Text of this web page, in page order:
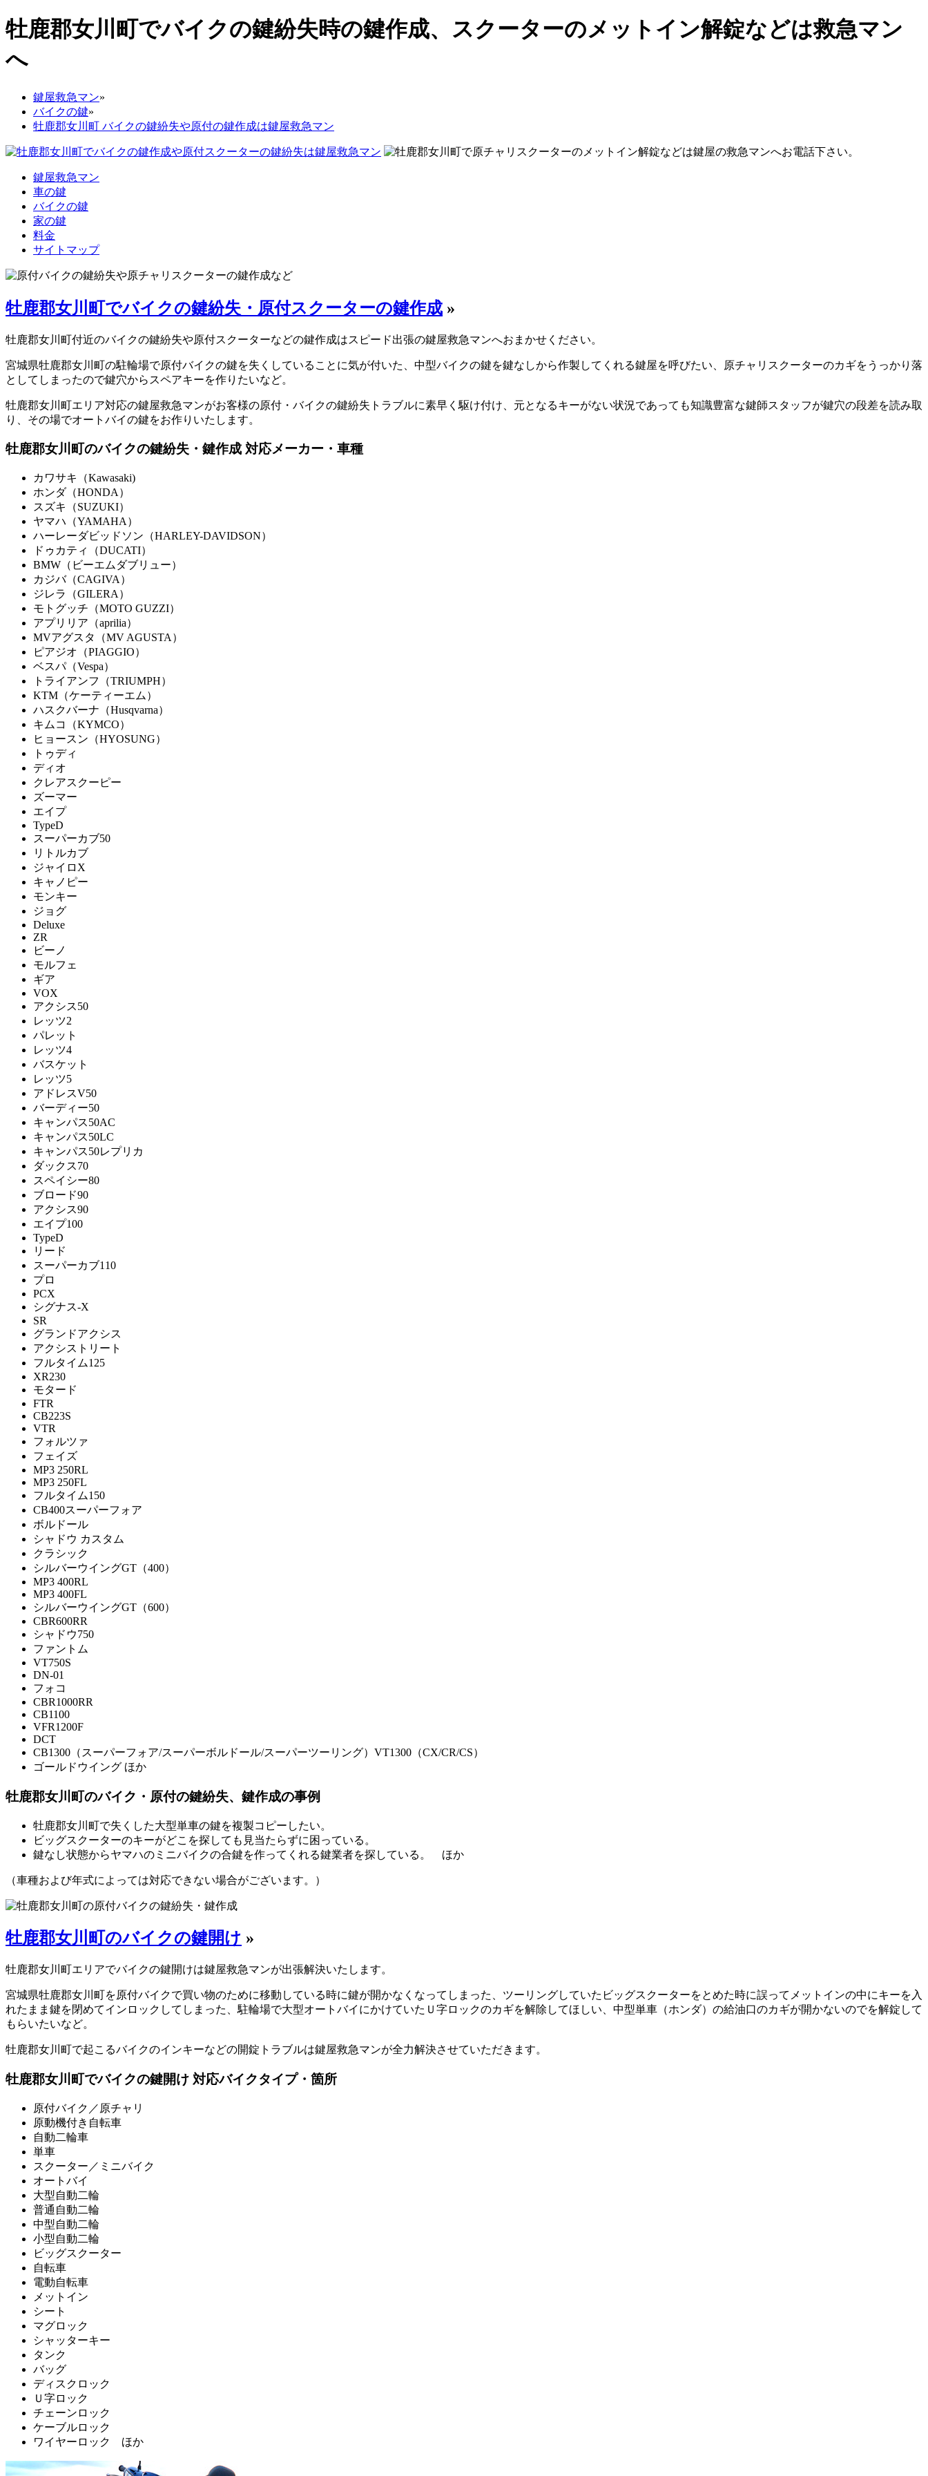
牡鹿郡女川町でバイクの鍵紛失時の鍵作成、スクーターのメットイン解錠などは救急マン
へ
鍵屋救急マン»
バイクの鍵»
牡鹿郡女川町 バイクの鍵紛失や原付の鍵作成は鍵屋救急マン
鍵屋救急マン
車の鍵
バイクの鍵
家の鍵
料金
サイトマップ
牡鹿郡女川町でバイクの鍵紛失・原付スクーターの鍵作成 »
牡鹿郡女川町付近のバイクの鍵紛失や原付スクーターなどの鍵作成はスピード出張の鍵屋救急マンへおまかせください。
宮城県牡鹿郡女川町の駐輪場で原付バイクの鍵を失くしていることに気が付いた、中型バイクの鍵を鍵なしから作製してくれる鍵屋を呼びたい、原チャリスクーターのカギをうっかり落
としてしまったので鍵穴からスペアキーを作りたいなど。
牡鹿郡女川町エリア対応の鍵屋救急マンがお客様の原付・バイクの鍵紛失トラブルに素早く駆け付け、元となるキーがない状況であっても知識豊富な鍵師スタッフが鍵穴の段差を読み取
り、その場でオートバイの鍵をお作りいたします。
牡鹿郡女川町のバイクの鍵紛失・鍵作成 対応メーカー・車種
カワサキ（Kawasaki)
ホンダ（HONDA）
スズキ（SUZUKI）
ヤマハ（YAMAHA）
ハーレーダビッドソン（HARLEY-DAVIDSON）
ドゥカティ（DUCATI）
BMW（ビーエムダブリュー）
カジバ（CAGIVA）
ジレラ（GILERA）
モトグッチ（MOTO GUZZI）
アプリリア（aprilia）
MVアグスタ（MV AGUSTA）
ピアジオ（PIAGGIO）
ベスパ（Vespa）
トライアンフ（TRIUMPH）
KTM（ケーティーエム）
ハスクバーナ（Husqvarna）
キムコ（KYMCO）
ヒョースン（HYOSUNG）
トゥディ
ディオ
クレアスクーピー
ズーマー
エイプ
TypeD
スーパーカブ50
リトルカブ
ジャイロX
キャノピー
モンキー
ジョグ
Deluxe
ZR
ビーノ
モルフェ
ギア
VOX
アクシス50
レッツ2
パレット
レッツ4
バスケット
レッツ5
アドレスV50
バーディー50
キャンパス50AC
キャンパス50LC
キャンパス50レプリカ
ダックス70
スペイシー80
ブロード90
アクシス90
エイプ100
TypeD
リード
スーパーカブ110
プロ
PCX
シグナス-X
SR
グランドアクシス
アクシストリート
フルタイム125
XR230
モタード
FTR
CB223S
VTR
フォルツァ
フェイズ
MP3 250RL
MP3 250FL
フルタイム150
CB400スーパーフォア
ボルドール
シャドウ カスタム
クラシック
シルバーウイングGT（400）
MP3 400RL
MP3 400FL
シルバーウイングGT（600）
CBR600RR
シャドウ750
ファントム
VT750S
DN-01
フォコ
CBR1000RR
CB1100
VFR1200F
DCT
CB1300（スーパーフォア/スーパーボルドール/スーパーツーリング）VT1300（CX/CR/CS）
ゴールドウイング ほか
牡鹿郡女川町のバイク・原付の鍵紛失、鍵作成の事例
牡鹿郡女川町で失くした大型単車の鍵を複製コピーしたい。
ビッグスクーターのキーがどこを探しても見当たらずに困っている。
鍵なし状態からヤマハのミニバイクの合鍵を作ってくれる鍵業者を探している。 ほか
（車種および年式によっては対応できない場合がございます。）
牡鹿郡女川町のバイクの鍵開け »
牡鹿郡女川町エリアでバイクの鍵開けは鍵屋救急マンが出張解決いたします。
宮城県牡鹿郡女川町を原付バイクで買い物のために移動している時に鍵が開かなくなってしまった、ツーリングしていたビッグスクーターをとめた時に誤ってメットインの中にキーを入
れたまま鍵を閉めてインロックしてしまった、駐輪場で大型オートバイにかけていたＵ字ロックのカギを解除してほしい、中型単車（ホンダ）の給油口のカギが開かないのでを解錠して
もらいたいなど。
牡鹿郡女川町で起こるバイクのインキーなどの開錠トラブルは鍵屋救急マンが全力解決させていただきます。
牡鹿郡女川町でバイクの鍵開け 対応バイクタイプ・箇所
原付バイク／原チャリ
原動機付き自転車
自動二輪車
単車
スクーター／ミニバイク
オートバイ
大型自動二輪
普通自動二輪
中型自動二輪
小型自動二輪
ビッグスクーター
自転車
電動自転車
メットイン
シート
マグロック
シャッターキー
タンク
バッグ
ディスクロック
Ｕ字ロック
チェーンロック
ケーブルロック
ワイヤーロック ほか